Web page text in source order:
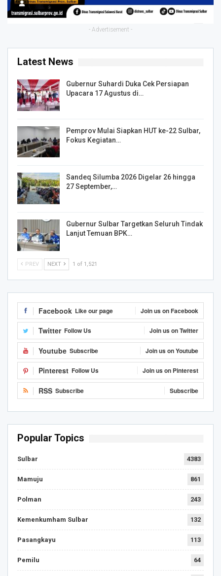
- Advertisement -
Latest News
Gubernur Suhardi Duka Cek Persiapan
Upacara 17 Agustus di…
Pemprov Mulai Siapkan HUT ke-22 Sulbar,
Fokus Kegiatan…
Sandeq Silumba 2026 Digelar 26 hingga
27 September,…
Gubernur Sulbar Targetkan Seluruh Tindak
Lanjut Temuan BPK…
PREV NEXT 1 of 1,521
Facebook Like our page Join us on Facebook
Twitter Follow Us Join us on Twitter
Youtube Subscribe Join us on Youtube
Pinterest Follow Us Join us on Pinterest
RSS Subscribe Subscribe
Popular Topics
Sulbar 4383
Mamuju 861
Polman 243
Kemenkumham Sulbar 132
Pasangkayu 113
Pemilu 64